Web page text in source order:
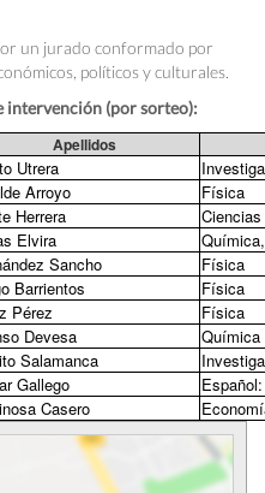
un jurado conformado por
políticos y culturales.
intervención (por sorteo):
Apellidos
Utrera
Arroyo
Física
Herrera
Elvira
Sancho
Física
Barrientos
Física
Pérez
Física
Devesa
Química
Salamanca
Gallego
Casero